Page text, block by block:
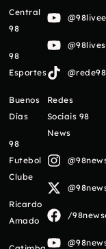
Central
98
98
Esportes
Buenos
Días
98
Futebol
Clube
Ricardo
Amado
Redes
Sociais 98
News
/